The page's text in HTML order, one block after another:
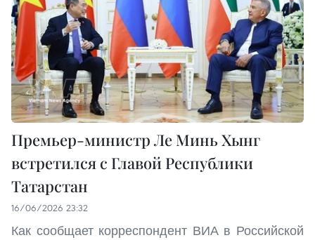
Премьер-министр Ле Минь Хынг
встретился с Главой Республики
Татарстан
16/06/2026 23:32
Как сообщает корреспондент ВИА в Российской